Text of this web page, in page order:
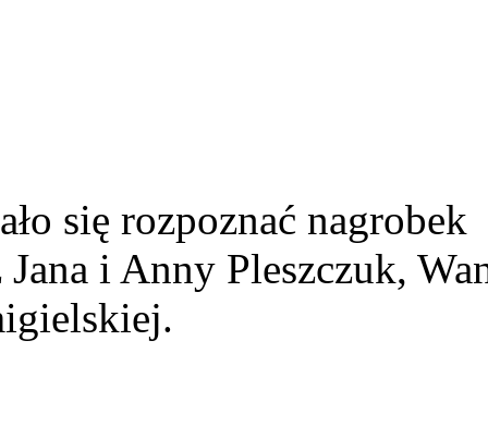
się rozpoznać nagrobek
i Anny Pleszczuk,